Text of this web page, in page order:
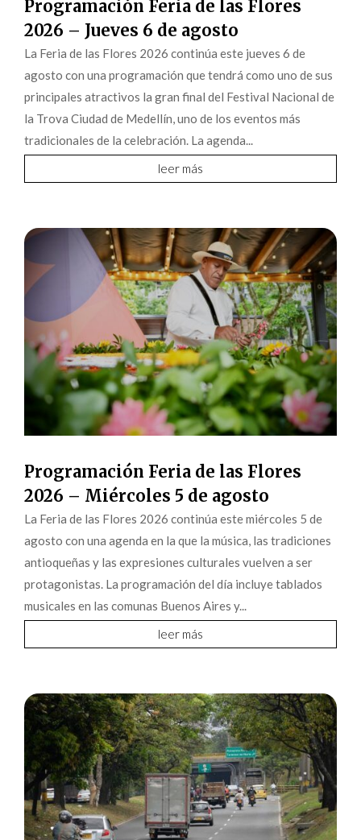
Programación Feria de las Flores
2026 – Jueves 6 de agosto
La Feria de las Flores 2026 continúa este jueves 6 de
agosto con una programación que tendrá como uno de sus
principales atractivos la gran final del Festival Nacional de
la Trova Ciudad de Medellín, uno de los eventos más
tradicionales de la celebración. La agenda...
leer más
Programación Feria de las Flores
2026 – Miércoles 5 de agosto
La Feria de las Flores 2026 continúa este miércoles 5 de
agosto con una agenda en la que la música, las tradiciones
antioqueñas y las expresiones culturales vuelven a ser
protagonistas. La programación del día incluye tablados
musicales en las comunas Buenos Aires y...
leer más